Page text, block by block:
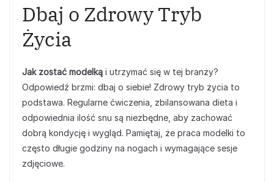
Dbaj o Zdrowy Tryb
Życia
Jak zostać modelką i utrzymać się w tej branży?
Odpowiedź brzmi: dbaj o siebie! Zdrowy tryb życia to
podstawa. Regularne ćwiczenia, zbilansowana dieta i
odpowiednia ilość snu są niezbędne, aby zachować
dobrą kondycję i wygląd. Pamiętaj, że praca modelki to
często długie godziny na nogach i wymagające sesje
zdjęciowe.